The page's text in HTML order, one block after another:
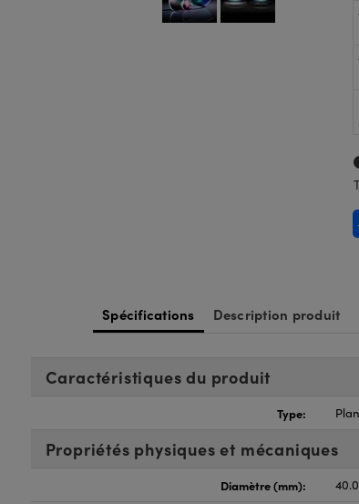
Spécifications Description produit
Caractéristiques du produit
Type:
Propriétés physiques et mécaniques
Diamètre (mm):